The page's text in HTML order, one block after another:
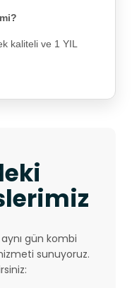
kaliteli ve 1 YIL
gün kombi
sunuyoruz.